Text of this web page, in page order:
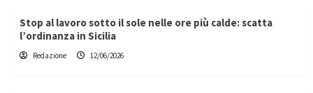
Stop al lavoro sotto il sole nelle ore più calde: scatta
l’ordinanza in Sicilia
Redazione 12/06/2026